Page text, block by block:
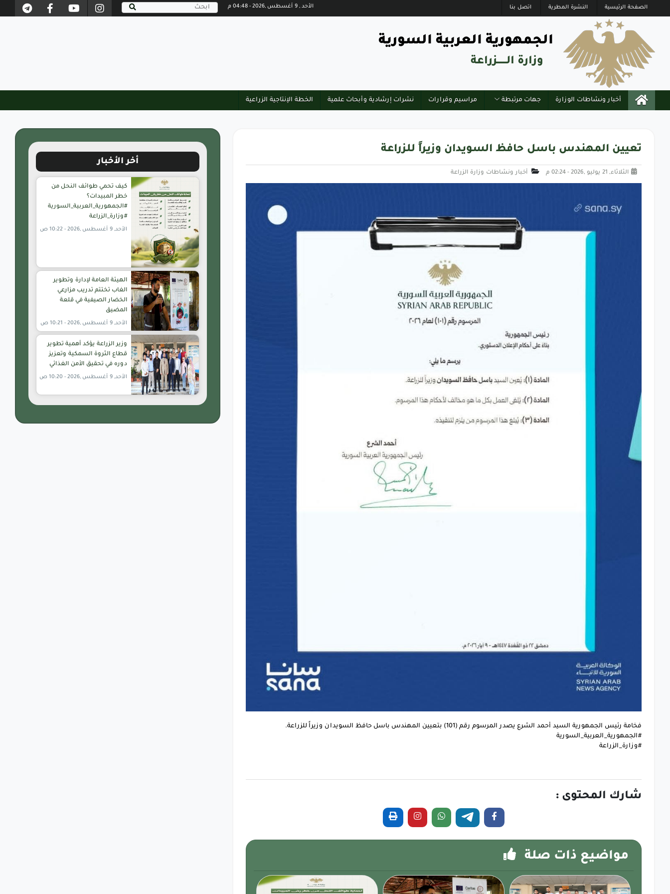
الأحد , 9 أغسطس ,2026 - 04:48 م الصفحة الرئيسية النشرة المطرية اتصل بنا
الجمهورية العربية السورية
وزارة الــــــزراعة
أخبار ونشاطات الوزارة جهات مرتبطة مراسيم وقرارات نشرات إرشادية وأبحاث علمية الخطة الإنتاجية الزراعية
تعيين المهندس باسل حافظ السويدان وزيراً للزراعة
الثلاثاء, 21 يوليو ,2026 - 02:24 م أخبار ونشاطات وزارة الزراعة
فخامة رئيس الجمهورية السيد أحمد الشرع يصدر المرسوم رقم (101) بتعيين المهندس باسل حافظ السويدان وزيراً للزراعة.
#الجمهورية_العربية_السورية
#وزارة_الزراعة
شارك المحتوى :
مواضيع ذات صلة
أخر الأخبار
كيف تحمي طوائف النحل من
خطر المبيدات؟
#الجمهورية_العربية_السورية
#وزارة_الزراعة
الأحد, 9 أغسطس ,2026 - 10:22 ص
الهيئة العامة لإدارة وتطوير
الغاب تختتم تدريب مزارعي
الخضار الصيفية في قلعة
المضيق
الأحد, 9 أغسطس ,2026 - 10:21 ص
وزير الزراعة يؤكد أهمية تطوير
قطاع الثروة السمكية وتعزيز
دوره في تحقيق الأمن الغذائي
الأحد, 9 أغسطس ,2026 - 10:20 ص